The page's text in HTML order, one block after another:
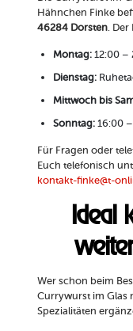
Hähnchen Finke
46284 Dorsten. Der
Montag:12:00 –
Dienstag:
Mittwoch bis
Sonntag:16:00
Für Fragen oder
Euch telefonisch
kontakt-finke@t-
Ideal
Wer schon beim
Currywurst im Glas
Spezialitäten